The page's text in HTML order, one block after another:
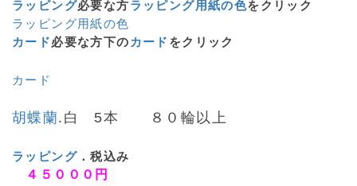
ラッピング必要な方ラッピング用紙の色をクリック
ラッピング用紙の色
カード必要な方下の カード をクリック
カード
胡蝶蘭.白 5本 ８０輪以上
ラッピング ．税込み
４５０００円